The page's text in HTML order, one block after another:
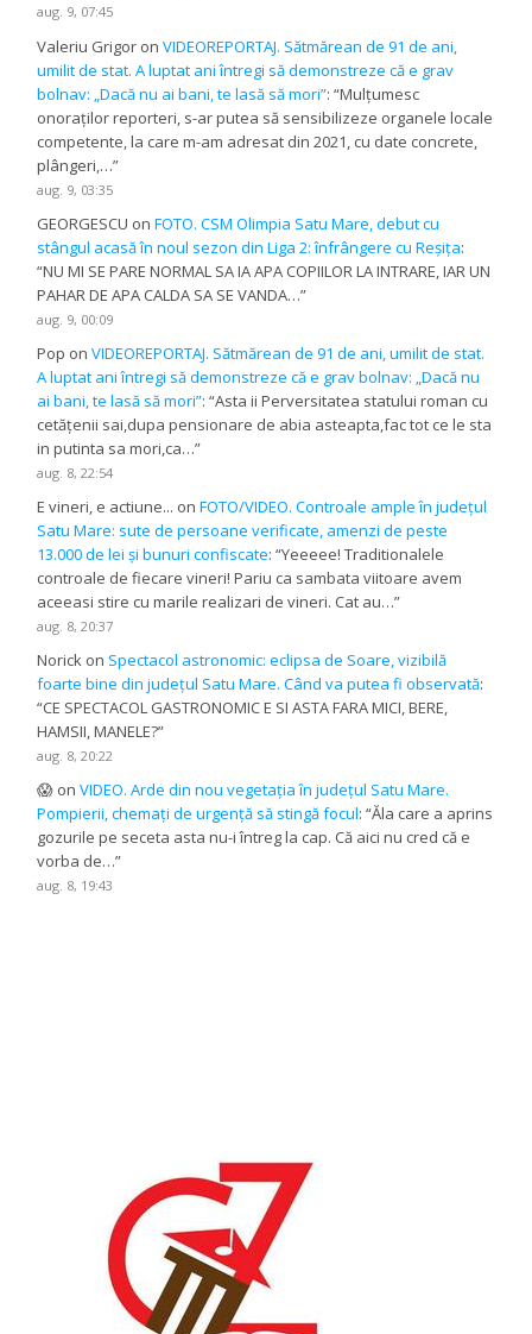
aug. 9, 07:45
Valeriu Grigor onVIDEOREPORTAJ. Sătmărean de 91 de ani,
umilit de stat. A luptat ani întregi să demonstreze că e grav
bolnav: „Dacă nu ai bani, te lasă să mori”: “Mulțumesc
onoraților reporteri, s-ar putea să sensibilizeze organele locale
competente, la care m-am adresat din 2021, cu date concrete,
plângeri,…”
aug. 9, 03:35
GEORGESCU onFOTO. CSM Olimpia Satu Mare, debut cu
stângul acasă în noul sezon din Liga 2: înfrângere cu Reșița:
“NU MI SE PARE NORMAL SA IA APA COPIILOR LA INTRARE, IAR UN
PAHAR DE APA CALDA SA SE VANDA…”
aug. 9, 00:09
Pop onVIDEOREPORTAJ. Sătmărean de 91 de ani, umilit de stat.
A luptat ani întregi să demonstreze că e grav bolnav: „Dacă nu
ai bani, te lasă să mori”: “Asta ii Perversitatea statului roman cu
cetățenii sai,dupa pensionare de abia asteapta,fac tot ce le sta
in putinta sa mori,ca…”
aug. 8, 22:54
E vineri, e actiune... onFOTO/VIDEO. Controale ample în județul
Satu Mare: sute de persoane verificate, amenzi de peste
13.000 de lei și bunuri confiscate: “Yeeeee! Traditionalele
controale de fiecare vineri! Pariu ca sambata viitoare avem
aceeasi stire cu marile realizari de vineri. Cat au…”
aug. 8, 20:37
Norick on Spectacol astronomic: eclipsa de Soare, vizibilă
foarte bine din județul Satu Mare. Când va putea fi observată:
“CE SPECTACOL GASTRONOMIC E SI ASTA FARA MICI, BERE,
HAMSII, MANELE?”
aug. 8, 20:22
😱 onVIDEO. Arde din nou vegetația în județul Satu Mare.
Pompierii, chemați de urgență să stingă focul: “Ăla care a aprins
gozurile pe seceta asta nu-i întreg la cap. Că aici nu cred că e
vorba de…”
aug. 8, 19:43